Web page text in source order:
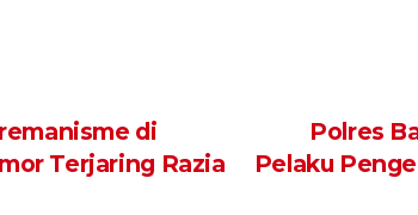
Polres
Pelaku
di
Terjaring Razia